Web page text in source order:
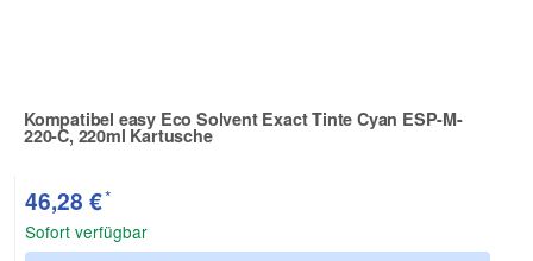
Kompatibel easy Eco Solvent Exact Tinte Cyan ESP-M-
220-C, 220ml Kartusche
Zur Artikelbewertung
46,28 €*
Sofort verfügbar